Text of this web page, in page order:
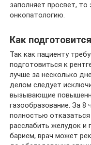
заполняет просвет,
онкопатологию.
Как
Так как пациенту
подготовиться к
лучше за несколько
делом следует
вызывающие
газообразование. За 8
полностью
расслабить желудок и
барием, врач может